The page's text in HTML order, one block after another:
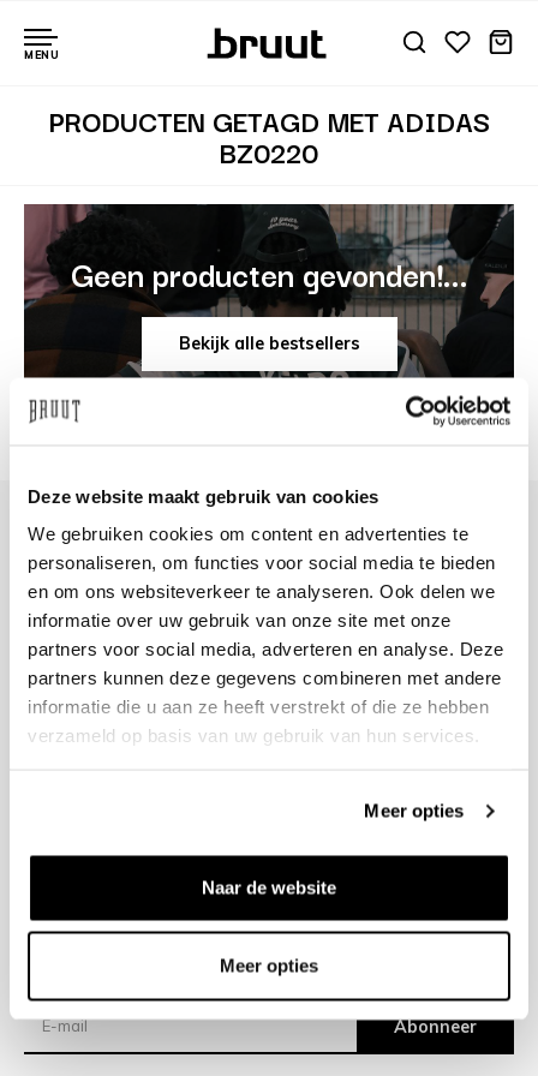
Deze website maakt gebruik van cookies
We gebruiken cookies om content en advertenties te
personaliseren, om functies voor social media te bieden
en om ons websiteverkeer te analyseren. Ook delen we
informatie over uw gebruik van onze site met onze
partners voor social media, adverteren en analyse. Deze
partners kunnen deze gegevens combineren met andere
informatie die u aan ze heeft verstrekt of die ze hebben
verzameld op basis van uw gebruik van hun services.
Meer opties
Naar de website
Meer opties
MENU
PRODUCTEN GETAGD MET ADIDAS
BZ0220
Geen producten gevonden!...
Bekijk alle bestsellers
+31 23 205 2006
info@bruut.nl
Contact Formulier
Open 11:00 - 18:00
OPENINGSTIJDEN
Verzending
Abonneer